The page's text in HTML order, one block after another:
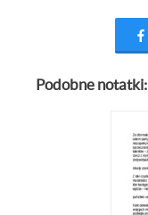
Podobne notatki: